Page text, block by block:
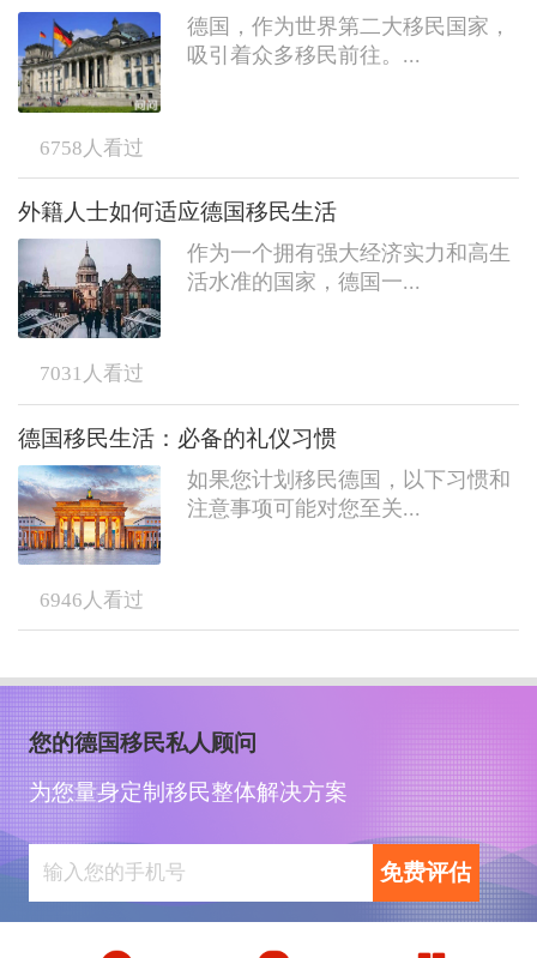
德国，作为世界第二大移民国家，
吸引着众多移民前往。...
6758 人看过
外籍人士如何适应德国移民生活
作为一个拥有强大经济实力和高生
活水准的国家，德国一...
7031 人看过
德国移民生活：必备的礼仪习惯
如果您计划移民德国，以下习惯和
注意事项可能对您至关...
6946 人看过
您的德国移民私人顾问
为您量身定制移民整体解决方案
免费评估